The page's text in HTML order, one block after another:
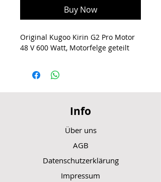
Buy Now
Original Kugoo Kirin G2 Pro Motor
48 V 600 Watt, Motorfelge geteilt
Info
Über uns
AGB
Datenschutzerklärung
Impressum